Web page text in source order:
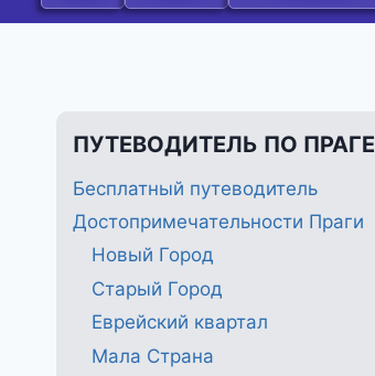
ПУТЕВОДИТЕЛЬ ПО ПРАГЕ
Бесплатный путеводитель
Достопримечательности Праги
Новый Город
Старый Город
Еврейский квартал
Мала Страна